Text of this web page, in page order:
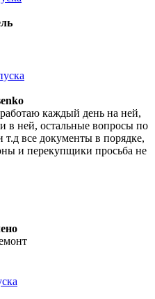
каждый день на ней,
в ней, остальные вопросы по
т.д все документы в порядке,
и перекупщики просьба не